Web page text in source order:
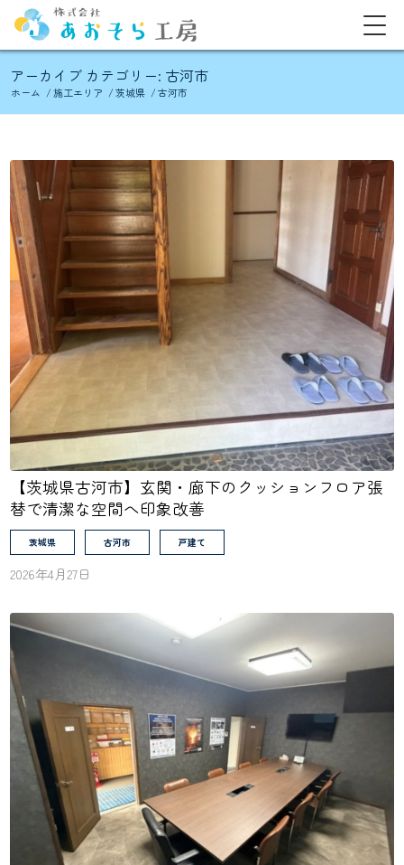
アーカイブ カテゴリー: 古河市
ホーム / 施工エリア / 茨城県 / 古河市
【茨城県古河市】玄関・廊下のクッションフロア張
替で清潔な空間へ印象改善
茨城県 古河市 戸建て
2026年4月27日